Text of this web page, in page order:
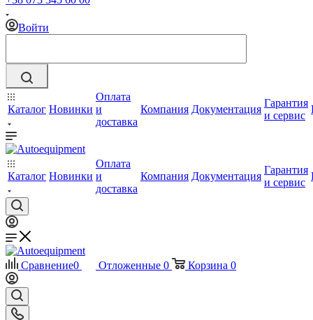
Войти
Каталог Новинки
Оплата
и
доставка
Компания Документация
Гарантия
и сервис
Каталог Новинки
Оплата
и
доставка
Компания Документация
Гарантия
и сервис
Сравнение0 Отложенные 0 Корзина 0